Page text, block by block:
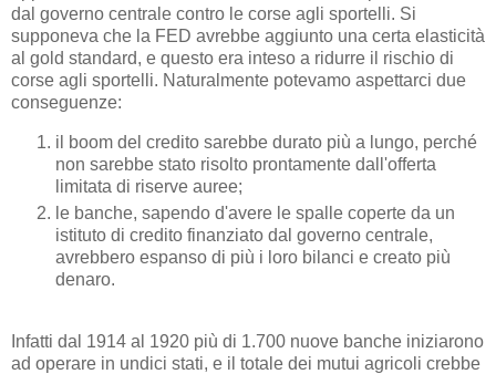
dal governo centrale contro le corse agli sportelli. Si
supponeva che la FED avrebbe aggiunto una certa elasticità
al gold standard, e questo era inteso a ridurre il rischio di
corse agli sportelli. Naturalmente potevamo aspettarci due
conseguenze:
il boom del credito sarebbe durato più a lungo, perché
non sarebbe stato risolto prontamente dall'offerta
limitata di riserve auree;
le banche, sapendo d'avere le spalle coperte da un
istituto di credito finanziato dal governo centrale,
avrebbero espanso di più i loro bilanci e creato più
denaro.
Infatti dal 1914 al 1920 più di 1.700 nuove banche iniziarono
ad operare in undici stati, e il totale dei mutui agricoli crebbe